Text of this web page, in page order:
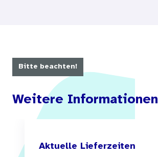
Bitte beachten!
Weitere Informationen
Aktuelle Lieferzeiten